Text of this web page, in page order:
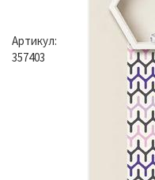
Артикул:
357403